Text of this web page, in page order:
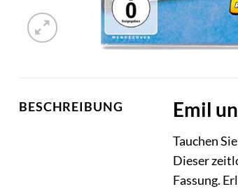
BESCHREIBUNG Emil
Tauchen
Dieser
Fassung.